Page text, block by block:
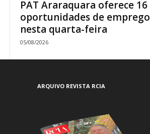
PAT Araraquara oferece 16
oportunidades de emprego
nesta quarta-feira
05/08/2026
ARQUIVO REVISTA RCIA